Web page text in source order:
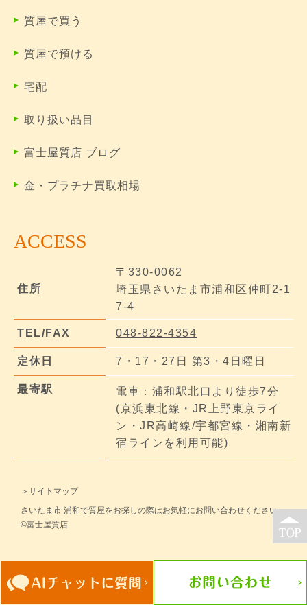
質屋で買う
質屋で預ける
宅配
取り扱い品目
富士屋質店 ブログ
金・プラチナ買取相場
ACCESS
住所
〒330-0062
埼玉県さいたま市浦和区仲町2-1
7-4
TEL/FAX 048-822-4354
定休日 7・17・27日 第3・4日曜日
最寄駅
電車：浦和駅北口より徒歩7分
(京浜東北線・JR上野東京ライ
ン・JR高崎線/宇都宮線・湘南新
宿ラインを利用可能)
＞サイトマップ
さいたま市 浦和で質屋をお探しの際はお気軽にお問い合わせください。
©富士屋質店